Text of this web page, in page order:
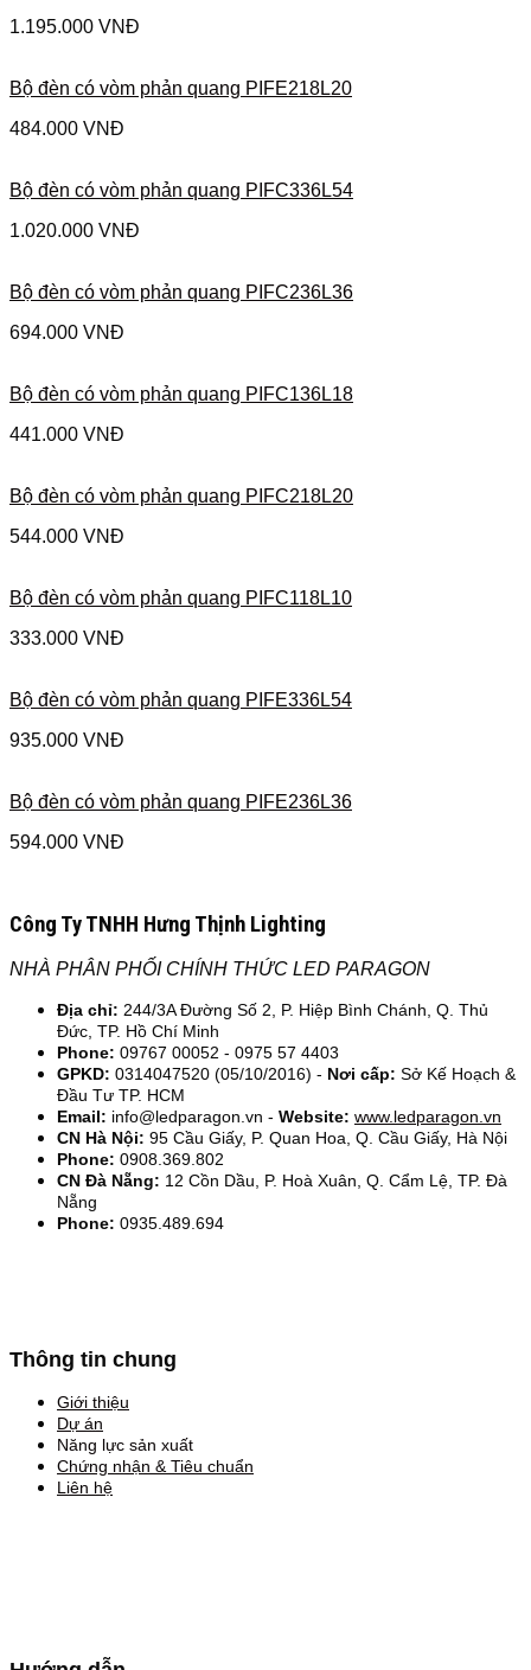
1.195.000 VNĐ
Bộ đèn có vòm phản quang PIFE218L20
484.000 VNĐ
Bộ đèn có vòm phản quang PIFC336L54
1.020.000 VNĐ
Bộ đèn có vòm phản quang PIFC236L36
694.000 VNĐ
Bộ đèn có vòm phản quang PIFC136L18
441.000 VNĐ
Bộ đèn có vòm phản quang PIFC218L20
544.000 VNĐ
Bộ đèn có vòm phản quang PIFC118L10
333.000 VNĐ
Bộ đèn có vòm phản quang PIFE336L54
935.000 VNĐ
Bộ đèn có vòm phản quang PIFE236L36
594.000 VNĐ
Công Ty TNHH Hưng Thịnh Lighting
NHÀ PHÂN PHỐI CHÍNH THỨC LED PARAGON
Địa chỉ: 244/3A Đường Số 2, P. Hiệp Bình Chánh, Q. Thủ
Đức, TP. Hồ Chí Minh
Phone: 09767 00052 - 0975 57 4403
GPKD: 0314047520 (05/10/2016) - Nơi cấp: Sở Kế Hoạch &
Đầu Tư TP. HCM
Email: info@ledparagon.vn - Website: www.ledparagon.vn
CN Hà Nội: 95 Cầu Giấy, P. Quan Hoa, Q. Cầu Giấy, Hà Nội
Phone: 0908.369.802
CN Đà Nẵng: 12 Cồn Dầu, P. Hoà Xuân, Q. Cẩm Lệ, TP. Đà
Nẵng
Phone: 0935.489.694
Thông tin chung
Giới thiệu
Dự án
Năng lực sản xuất
Chứng nhận & Tiêu chuẩn
Liên hệ